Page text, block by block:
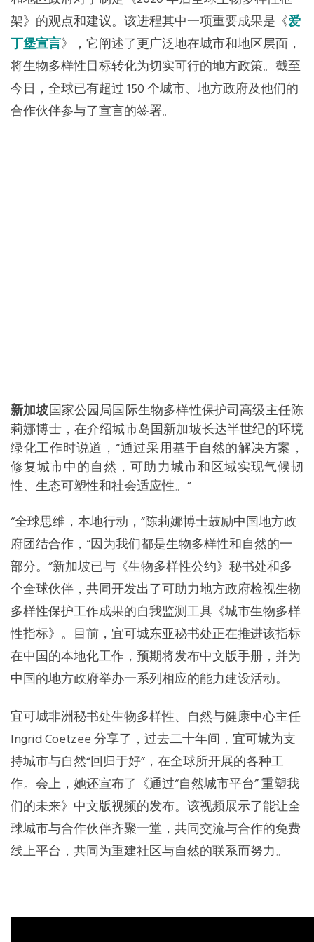
架》的观点和建议。该进程其中一项重要成果是《爱
丁堡宣言》，它阐述了更广泛地在城市和地区层面，
将生物多样性目标转化为切实可行的地方政策。截至
今日，全球已有超过 150 个城市、地方政府及他们的
合作伙伴参与了宣言的签署。
莉娜博士，在介绍城市岛国新加坡长达半世纪的环境
绿化工作时说道，“通过采用基于自然的解决方案，
修复城市中的自然，可助力城市和区域实现气候韧
性、生态可塑性和社会适应性。”
府团结合作，“因为我们都是生物多样性和自然的一
部分。”新加坡已与《生物多样性公约》秘书处和多
个全球伙伴，共同开发出了可助力地方政府检视生物
多样性保护工作成果的自我监测工具《城市生物多样
性指标》。目前，宜可城东亚秘书处正在推进该指标
在中国的本地化工作，预期将发布中文版手册，并为
中国的地方政府举办一系列相应的能力建设活动。
Ingrid Coetzee 分享了，过去二十年间，宜可城为支
持城市与自然“回归于好”，在全球所开展的各种工
作。会上，她还宣布了《通过“自然城市平台” 重塑我
们的未来》中文版视频的发布。该视频展示了能让全
球城市与合作伙伴齐聚一堂，共同交流与合作的免费
线上平台，共同为重建社区与自然的联系而努力。